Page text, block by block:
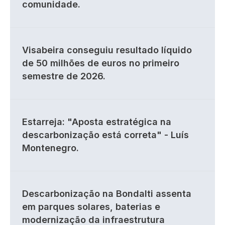
comunidade.
Visabeira conseguiu resultado líquido
de 50 milhões de euros no primeiro
semestre de 2026.
Estarreja: "Aposta estratégica na
descarbonização está correta" - Luís
Montenegro.
Descarbonização na Bondalti assenta
em parques solares, baterias e
modernização da infraestrutura